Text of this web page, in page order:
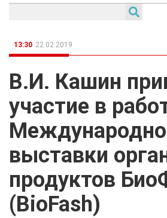
13:30 22.02.2019
В.И. Кашин
участие в
выставки
продуктов
(BioFash)